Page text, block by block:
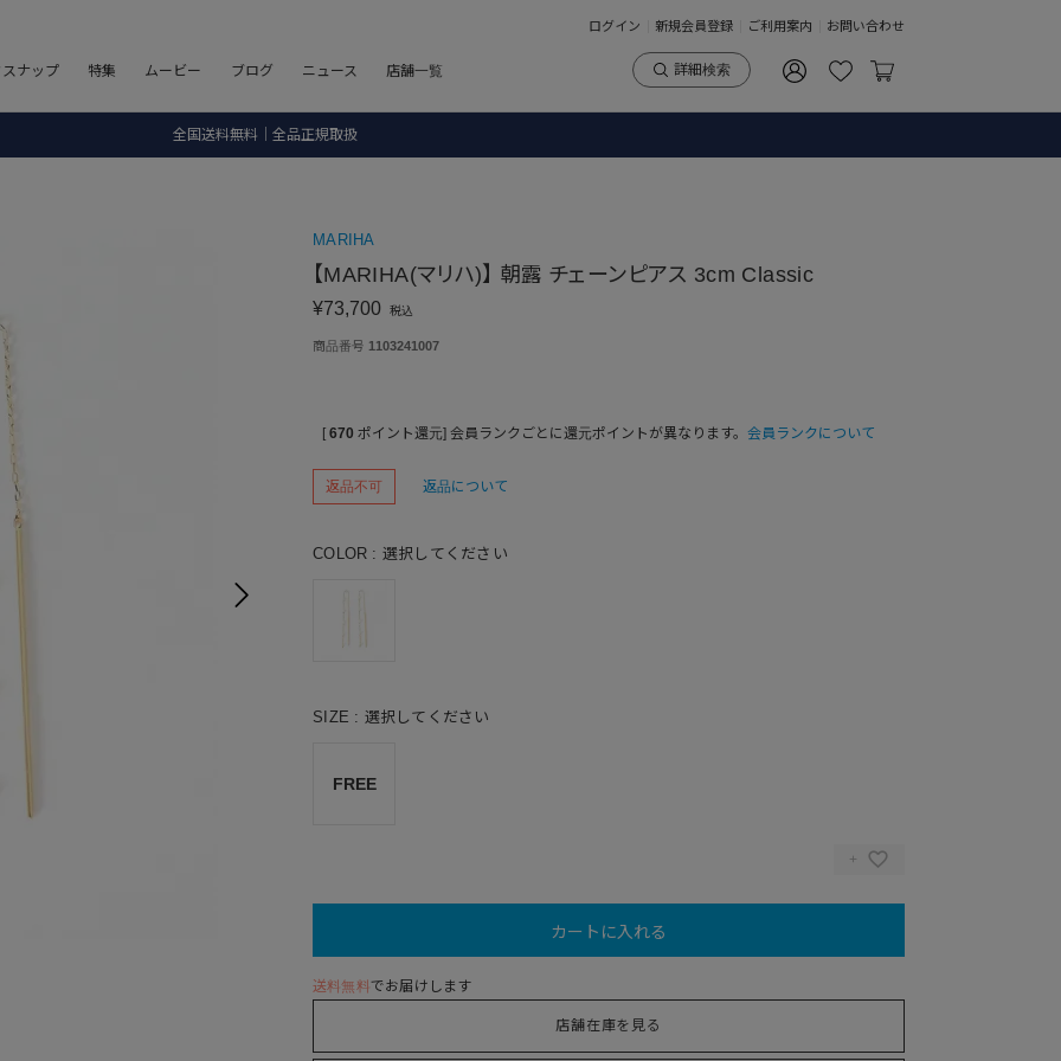
ログイン 新規会員登録 ご利用案内 お問い合わせ
ナップ 特集 ムービー ブログ ニュース 店舗一覧 詳細検索
全国送料無料｜全品正規取扱
MARIHA
【MARIHA(マリハ)】 朝露 チェーンピアス 3cm Classic
¥73,700 税込
商品番号 1103241007
[ 670 ポイント還元] 会員ランクごとに還元ポイントが異なります。 会員ランクについて
返品不可 返品について
COLOR 選択してください
SIZE 選択してください
FREE
カートに入れる
送料無料 でお届けします
店舗在庫を見る